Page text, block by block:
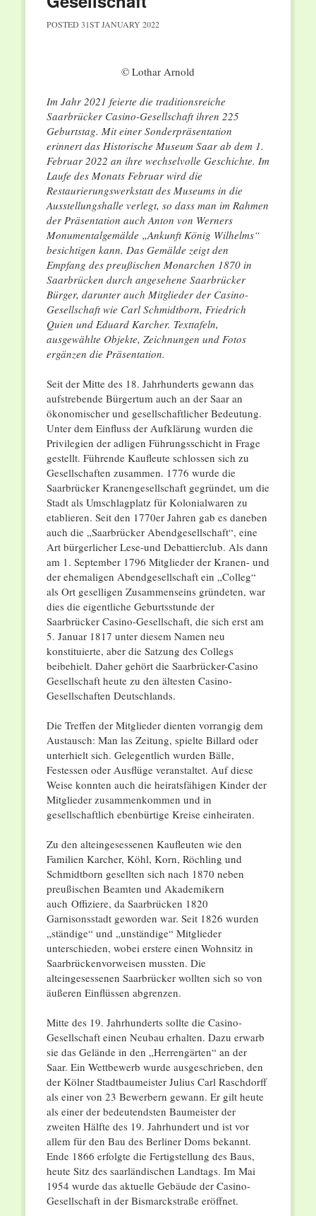
POSTED 31ST JANUARY 2022
© Lothar Arnold
Im Jahr 2021 feierte die traditionsreiche
Saarbrücker Casino-Gesellschaft ihren 225
Geburtstag. Mit einer Sonderpräsentation
erinnert das Historische Museum Saar ab dem 1.
Februar 2022 an ihre wechselvolle Geschichte. Im
Laufe des Monats Februar wird die
Restaurierungswerkstatt des Museums in die
Ausstellungshalle verlegt, so dass man im Rahmen
der Präsentation auch Anton von Werners
Monumentalgemälde „Ankunft König Wilhelms“
besichtigen kann. Das Gemälde zeigt den
Empfang des preußischen Monarchen 1870 in
Saarbrücken durch angesehene Saarbrücker
Bürger, darunter auch Mitglieder der Casino-
Gesellschaft wie Carl Schmidtborn, Friedrich
Quien und Eduard Karcher. Texttafeln,
ausgewählte Objekte, Zeichnungen und Fotos
ergänzen die Präsentation.
Seit der Mitte des 18. Jahrhunderts gewann das
aufstrebende Bürgertum auch an der Saar an
ökonomischer und gesellschaftlicher Bedeutung.
Unter dem Einfluss der Aufklärung wurden die
Privilegien der adligen Führungsschicht in Frage
gestellt. Führende Kaufleute schlossen sich zu
Gesellschaften zusammen. 1776 wurde die
Saarbrücker Kranengesellschaft gegründet, um die
Stadt als Umschlagplatz für Kolonialwaren zu
etablieren. Seit den 1770er Jahren gab es daneben
auch die „Saarbrücker Abendgesellschaft“, eine
Art bürgerlicher Lese-und Debattierclub. Als dann
am 1. September 1796 Mitglieder der Kranen- und
der ehemaligen Abendgesellschaft ein „Colleg“
als Ort geselligen Zusammenseins gründeten, war
dies die eigentliche Geburtsstunde der
Saarbrücker Casino-Gesellschaft, die sich erst am
5. Januar 1817 unter diesem Namen neu
konstituierte, aber die Satzung des Collegs
beibehielt. Daher gehört die Saarbrücker-Casino
Gesellschaft heute zu den ältesten Casino-
Gesellschaften Deutschlands.
Die Treffen der Mitglieder dienten vorrangig dem
Austausch: Man las Zeitung, spielte Billard oder
unterhielt sich. Gelegentlich wurden Bälle,
Festessen oder Ausflüge veranstaltet. Auf diese
Weise konnten auch die heiratsfähigen Kinder der
Mitglieder zusammenkommen und in
gesellschaftlich ebenbürtige Kreise einheiraten.
Zu den alteingesessenen Kaufleuten wie den
Familien Karcher, Köhl, Korn, Röchling und
Schmidtborn gesellten sich nach 1870 neben
preußischen Beamten und Akademikern
auch Offiziere, da Saarbrücken 1820
Garnisonsstadt geworden war. Seit 1826 wurden
„ständige“ und „unständige“ Mitglieder
unterschieden, wobei erstere einen Wohnsitz in
Saarbrückenvorweisen mussten. Die
alteingesessenen Saarbrücker wollten sich so von
äußeren Einflüssen abgrenzen.
Mitte des 19. Jahrhunderts sollte die Casino-
Gesellschaft einen Neubau erhalten. Dazu erwarb
sie das Gelände in den „Herrengärten“ an der
Saar. Ein Wettbewerb wurde ausgeschrieben, den
der Kölner Stadtbaumeister Julius Carl Raschdorff
als einer von 23 Bewerbern gewann. Er gilt heute
als einer der bedeutendsten Baumeister der
zweiten Hälfte des 19. Jahrhundert und ist vor
allem für den Bau des Berliner Doms bekannt.
Ende 1866 erfolgte die Fertigstellung des Baus,
heute Sitz des saarländischen Landtags. Im Mai
1954 wurde das aktuelle Gebäude der Casino-
Gesellschaft in der Bismarckstraße eröffnet.